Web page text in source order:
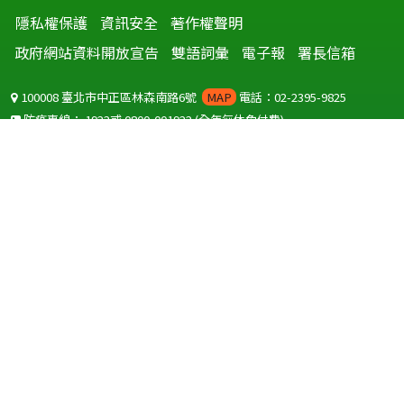
隱私權保護 資訊安全 著作權聲明
政府網站資料開放宣告
雙語詞彙 電子報 署長信箱
100008 臺北市中正區林森南路6號 MAP 電話：02-2395-9825
防疫專線：1922或0800-001922(全年無休免付費)